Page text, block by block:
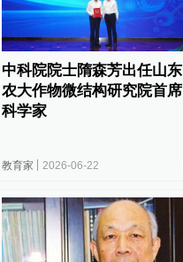
中科院院士隋森芳出任山东
农大作物微结构研究院首席
科学家
教育家 2026-06-22